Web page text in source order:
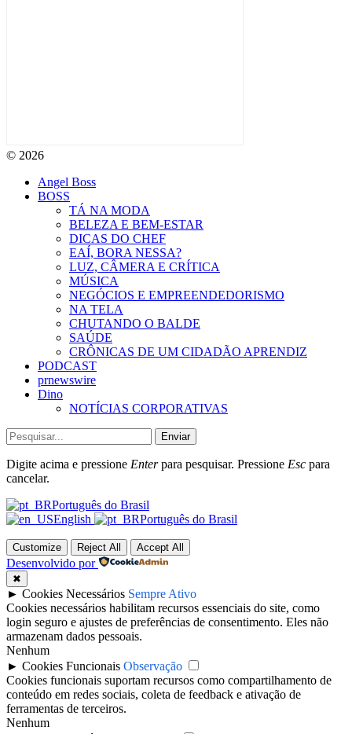
© 2026
Angel Boss
BOSS
TÁ NA MODA
BELEZA E BEM-ESTAR
DICAS DO CHEF
EAÍ, BORA NESSA?
LUZ, CÂMERA E CRÍTICA
MÚSICA
NEGÓCIOS E EMPREENDEDORISMO
NA TELA
CHUTANDO O BALDE
SAÚDE
CRÔNICAS DE UM CIDADÃO APRENDIZ
PODCAST
prnewswire
Dino
NOTÍCIAS CORPORATIVAS
Enviar
Digite acima e pressione Enterpara pesquisar. Pressione Esc para
cancelar.
Português do Brasil
English
Português do Brasil
Customize Reject All Accept All
Desenvolvido por
✖
► Cookies Necessários Sempre Ativo
Cookies necessários habilitam recursos essenciais do site, como
login seguro e ajustes de preferências de consentimento. Eles não
armazenam dados pessoais.
Nenhum
► Cookies Funcionais Observação
Cookies funcionais suportam recursos como compartilhamento de
conteúdo em redes sociais, coleta de feedback e ativação de
ferramentas de terceiros.
Nenhum